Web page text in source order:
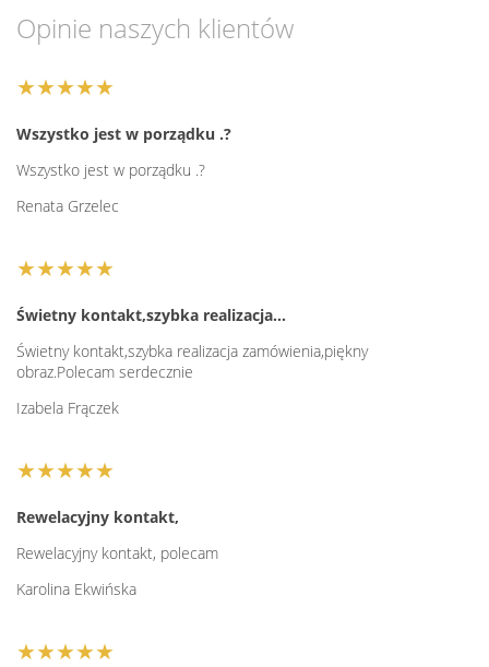
Opinie naszych klientów
★★★★★
Wszystko jest w porządku .?
Wszystko jest w porządku .?
Renata Grzelec
★★★★★
Świetny kontakt,szybka realizacja…
Świetny kontakt,szybka realizacja zamówienia,piękny
obraz.Polecam serdecznie
Izabela Frączek
★★★★★
Rewelacyjny kontakt,
Rewelacyjny kontakt, polecam
Karolina Ekwińska
★★★★★